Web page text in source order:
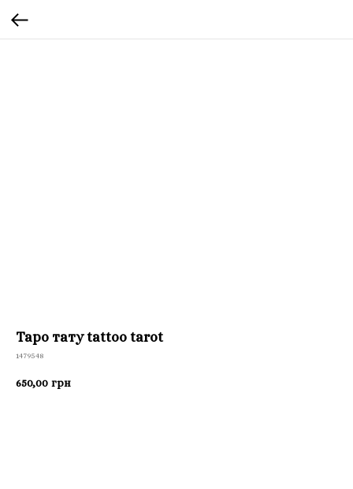
Таро тату tattoo tarot
1479548
650,00 грн